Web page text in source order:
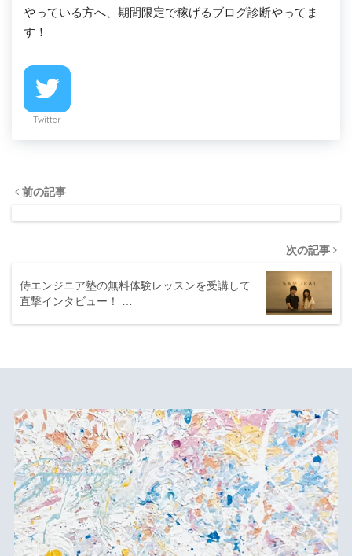
やっている方へ、期間限定で稼げるブログ診断やってま
す！
Twitter
前の記事
次の記事
侍エンジニア塾の無料体験レッスンを受講して
直撃インタビュー！ …